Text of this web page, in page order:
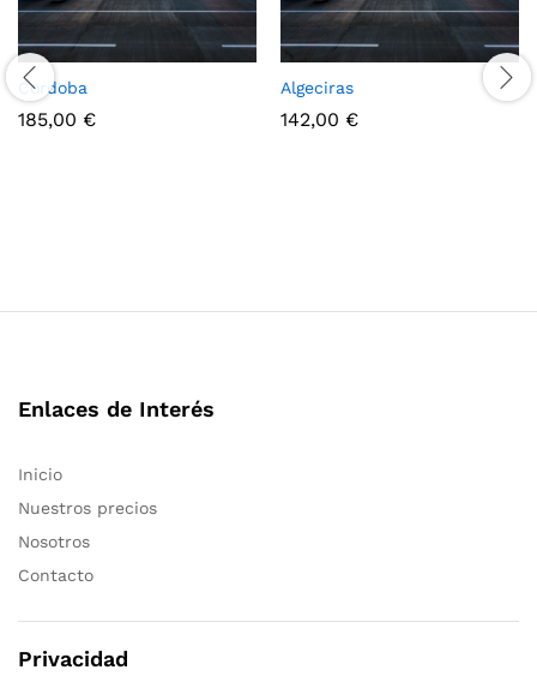
Cordoba
185,00 €
Algeciras
142,00 €
Enlaces de Interés
Inicio
Nuestros precios
Nosotros
Contacto
Privacidad